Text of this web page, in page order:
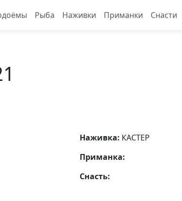
Рыба Наживки Приманки Снасти
Наживка: КАСТЕР
Приманка:
Снасть: